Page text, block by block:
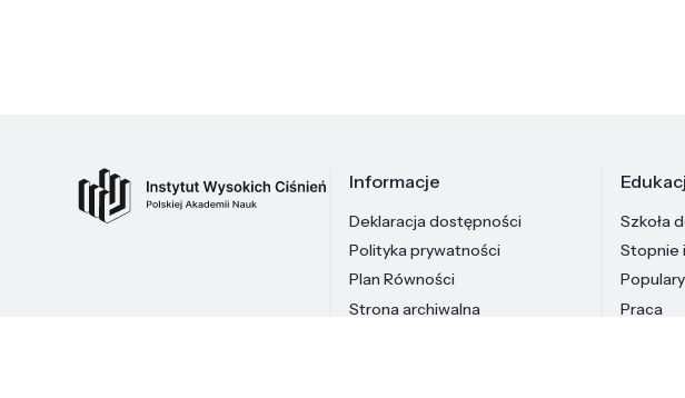
Informacje
Deklaracja dostępności
Polityka prywatności
Plan Równości
Strona archiwalna
Szkoła
Stopnie
Praca